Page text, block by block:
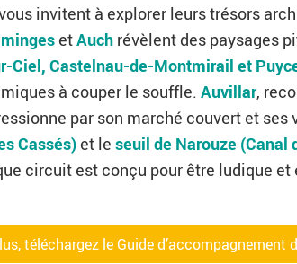
invitent à explorer leurs trésors
etAuchrévèlent des paysages
Ciel, Castelnau-de-Montmirail et
à couper le souffle. Auvillar,
par son marché couvert et ses
Cassés)et le seuil de Narouze (Canal
circuit est conçu pour être ludique
téléchargez le Guide d’accompagnement